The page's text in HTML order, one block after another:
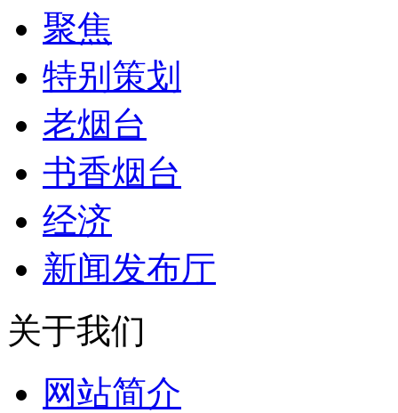
聚焦
特别策划
老烟台
书香烟台
经济
新闻发布厅
关于我们
网站简介